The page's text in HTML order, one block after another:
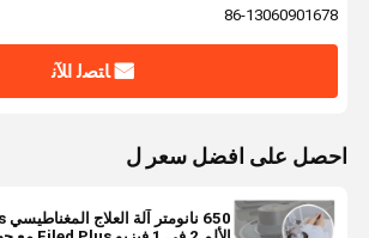
86-13060901678
ﺎﺘﺼﻟ ﺍﻶﻧ
احصل على افضل سعر ل